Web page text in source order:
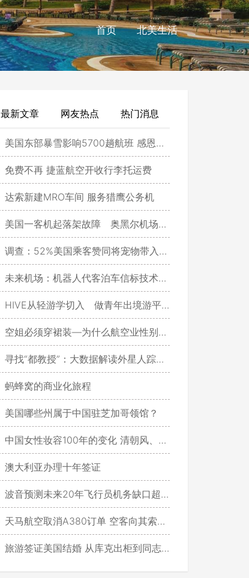
首页 北美生活
最新文章 网友热点 热门消息
美国东部暴雪影响5700趟航班 感恩节回家难
免费不再 捷蓝航空开收行李托运费
达索新建MRO车间 服务猎鹰公务机
美国一客机起落架故障 奥黑尔机场紧急降落
调查：52%美国乘客赞同将宠物带入客舱
未来机场：机器人代客泊车信标技术指引方向
HIVE从轻游学切入 做青年出境游平台
空姐必须穿裙装―为什么航空业性别歧视难根除？
寻找“都教授”：大数据解读外星人踪迹(图)
蚂蜂窝的商业化旅程
美国哪些州属于中国驻芝加哥领馆？
中国女性妆容100年的变化 清朝风、民国风、劳动风...
澳大利亚办理十年签证
波音预测未来20年飞行员机务缺口超百万
天马航空取消A380订单 空客向其索赔7亿美元
旅游签证美国结婚 从库克出柜到同志移民：看看美国哪32州可与同志结婚移民